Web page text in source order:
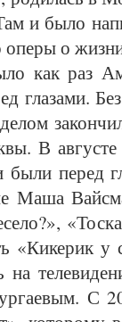
и бы­ло
опе­ры о
как раз
гла­за­ми.
В
пе­ред
Ма­ша
«Ки­ке­рик у
на
С